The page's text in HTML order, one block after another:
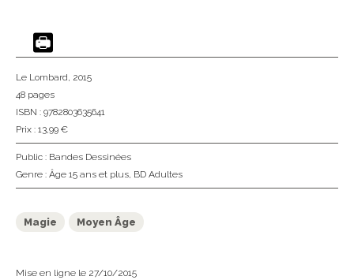
Le Lombard, 2015
48 pages
ISBN : 9782803635641
Prix : 13,99 €
Public : Bandes Dessinées
Genre : Âge 15 ans et plus, BD Adultes
Magie Moyen Âge
Mise en ligne le 27/10/2015